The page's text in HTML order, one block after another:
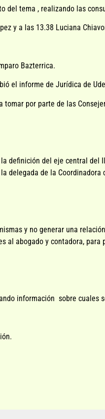
del tema , realizando las
y a las 13.38 Luciana
Bazterrica.
el informe de Jurídica de
tomar por parte de las
definición del eje central del
delegada de la Coordinadora
y no generar una
al abogado y contadora, para
información sobre cuales